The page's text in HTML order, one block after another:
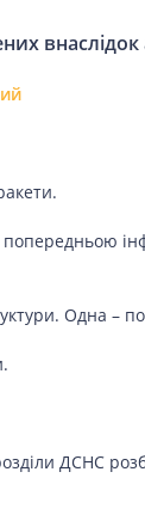
внаслідок
Одна –
ДСНС